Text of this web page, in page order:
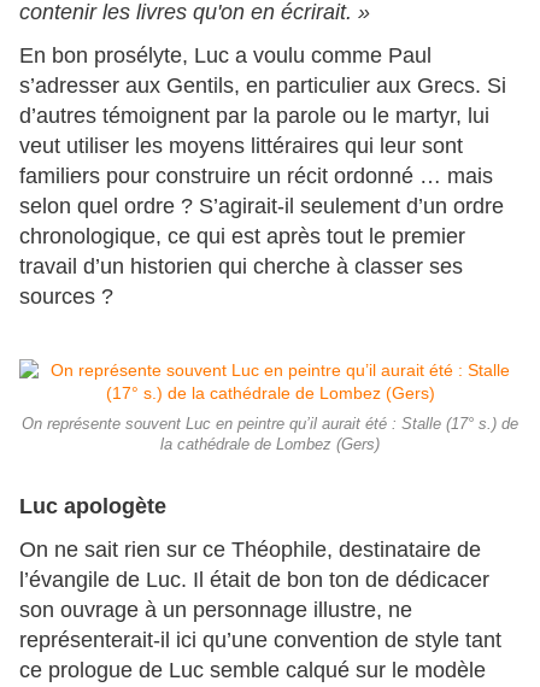
contenir les livres qu'on en écrirait. »
En bon prosélyte, Luc a voulu comme Paul
s’adresser aux Gentils, en particulier aux Grecs. Si
d’autres témoignent par la parole ou le martyr, lui
veut utiliser les moyens littéraires qui leur sont
familiers pour construire un récit ordonné … mais
selon quel ordre ? S’agirait-il seulement d’un ordre
chronologique, ce qui est après tout le premier
travail d’un historien qui cherche à classer ses
sources ?
On représente souvent Luc en peintre qu’il aurait été : Stalle (17° s.) de
la cathédrale de Lombez (Gers)
Luc apologète
On ne sait rien sur ce Théophile, destinataire de
l’évangile de Luc. Il était de bon ton de dédicacer
son ouvrage à un personnage illustre, ne
représenterait-il ici qu’une convention de style tant
ce prologue de Luc semble calqué sur le modèle